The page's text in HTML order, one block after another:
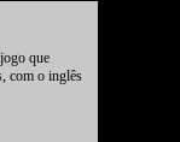
que
com o inglês